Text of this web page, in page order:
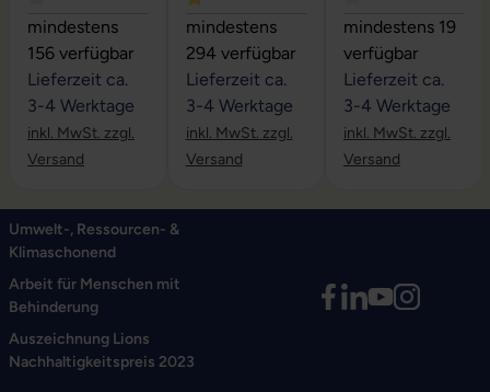
Durchschnittliche Bewertung von 4 von 5 Sternen
mindestens
156 verfügbar
Lieferzeit ca.
3-4 Werktage
inkl. MwSt. zzgl.
Versand
Durchschnittliche Bewertung von 5
mindestens
294 verfügbar
Lieferzeit ca.
3-4 Werktage
inkl. MwSt. zzgl.
Versand
Durchschnittliche
mindestens 19
verfügbar
Lieferzeit ca.
3-4 Werktage
inkl. MwSt. zzgl.
Versand
Umwelt-, Ressourcen- &
Klimaschonend
Arbeit für Menschen mit
Behinderung
Auszeichnung Lions
Nachhaltigkeitspreis 2023